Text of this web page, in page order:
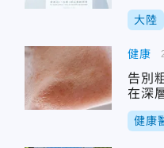
大陸
健康
告別
在深
健康